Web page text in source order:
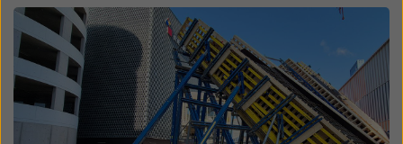
Open